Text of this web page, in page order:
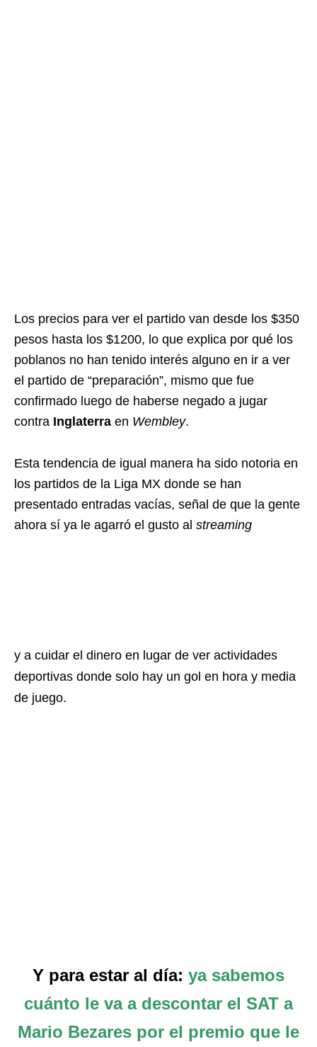
Los precios para ver el partido van desde los $350
pesos hasta los $1200, lo que explica por qué los
poblanos no han tenido interés alguno en ir a ver
el partido de “preparación”, mismo que fue
confirmado luego de haberse negado a jugar
contra Inglaterra en Wembley.
Esta tendencia de igual manera ha sido notoria en
los partidos de la Liga MX donde se han
presentado entradas vacías, señal de que la gente
ahora sí ya le agarró el gusto al streaming
y a cuidar el dinero en lugar de ver actividades
deportivas donde solo hay un gol en hora y media
de juego.
Y para estar al día: ya sabemos
cuánto le va a descontar el SAT a
Mario Bezares por el premio que le